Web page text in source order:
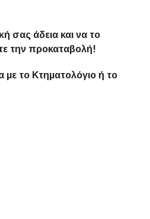
σας άδεια και να το
την προκαταβολή!
με το Κτηματολόγιο ή το